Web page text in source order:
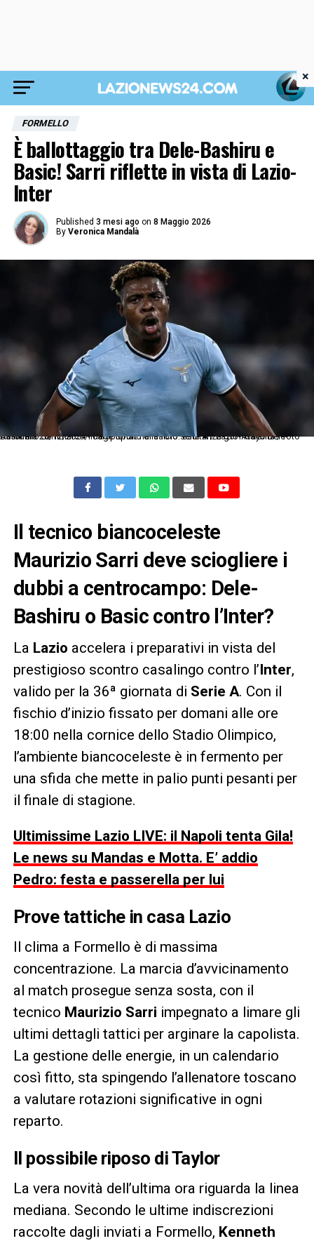
FORMELLO
È ballottaggio tra Dele-Bashiru e
Basic! Sarri riflette in vista di Lazio-
Inter
Published 3 mesi ago on 8 Maggio 2026
By Veronica Mandalà
As Roma 28/12/2024 - campionato di calcio serie A / Lazio-Atalanta / foto Antonello Sammarco/Image Sport nella foto: esultanza gol Fisayo Dele-Bashiru
Il tecnico biancoceleste
Maurizio Sarri deve sciogliere i
dubbi a centrocampo: Dele-
Bashiru o Basic contro l’Inter?
La Lazio accelera i preparativi in vista del
prestigioso scontro casalingo contro l’Inter,
valido per la 36ª giornata di Serie A. Con il
fischio d’inizio fissato per domani alle ore
18:00 nella cornice dello Stadio Olimpico,
l’ambiente biancoceleste è in fermento per
una sfida che mette in palio punti pesanti per
il finale di stagione.
Ultimissime Lazio LIVE: il Napoli tenta Gila!
Le news su Mandas e Motta. E’ addio
Pedro: festa e passerella per lui
Prove tattiche in casa Lazio
Il clima a Formello è di massima
concentrazione. La marcia d’avvicinamento
al match prosegue senza sosta, con il
tecnico Maurizio Sarri impegnato a limare gli
ultimi dettagli tattici per arginare la capolista.
La gestione delle energie, in un calendario
così fitto, sta spingendo l’allenatore toscano
a valutare rotazioni significative in ogni
reparto.
Il possibile riposo di Taylor
La vera novità dell’ultima ora riguarda la linea
mediana. Secondo le ultime indiscrezioni
raccolte dagli inviati a Formello, Kenneth
×